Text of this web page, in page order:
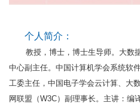
个人简介：
教授，博士，博士生导师。大数
中心副主任。中国计算机学会系统软
工委主任，中国电子学会云计算、大
网联盟（W3C）副理事长。主讲：编